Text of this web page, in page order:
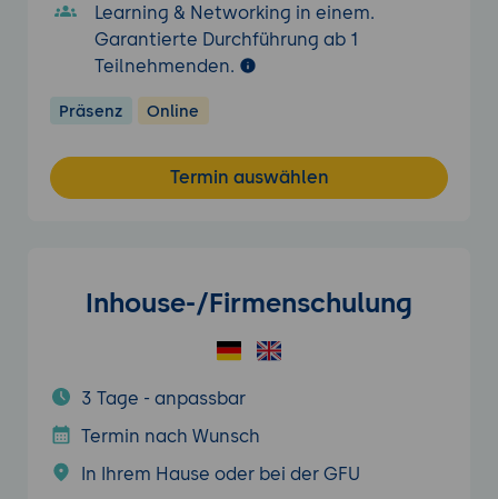
Learning & Networking in einem.
Garantierte Durchführung ab 1
Teilnehmenden.
Präsenz Online
Termin auswählen
Inhouse-/Firmenschulung
3 Tage - anpassbar
Termin nach Wunsch
In Ihrem Hause oder bei der GFU